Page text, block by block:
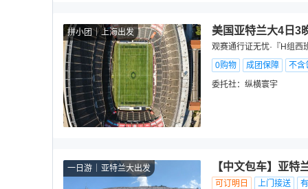
拼小团 上海出发 美国亚特兰大4日3
观赛通行证无忧·『H组西
0购物
成团保障
不含
委托社： 纵横寰宇
一日游 亚特兰大出发 【中文包车】亚
可订明日 上门接送